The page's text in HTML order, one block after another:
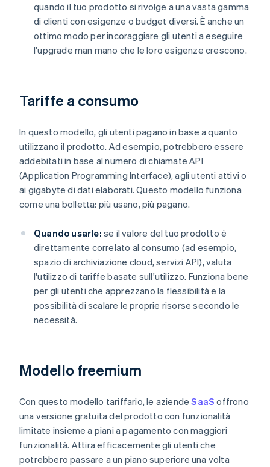
quando il tuo prodotto si rivolge a una vasta gamma
di clienti con esigenze o budget diversi. È anche un
ottimo modo per incoraggiare gli utenti a eseguire
l'upgrade man mano che le loro esigenze crescono.
Tariffe a consumo
In questo modello, gli utenti pagano in base a quanto
utilizzano il prodotto. Ad esempio, potrebbero essere
addebitati in base al numero di chiamate API
(Application Programming Interface), agli utenti attivi o
ai gigabyte di dati elaborati. Questo modello funziona
come una bolletta: più usano, più pagano.
Quando usarle: se il valore del tuo prodotto è
direttamente correlato al consumo (ad esempio,
spazio di archiviazione cloud, servizi API), valuta
l'utilizzo di tariffe basate sull'utilizzo. Funziona bene
per gli utenti che apprezzano la flessibilità e la
possibilità di scalare le proprie risorse secondo le
necessità.
Modello freemium
Con questo modello tariffario, le aziendeSaaS offrono
una versione gratuita del prodotto con funzionalità
limitate insieme a piani a pagamento con maggiori
funzionalità. Attira efficacemente gli utenti che
potrebbero passare a un piano superiore una volta